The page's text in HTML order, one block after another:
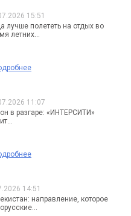
15:51
лучше полететь на отдых во
летних...
11:07
в разгаре: «ИНТЕРСИТИ»
14:51
направление, которое